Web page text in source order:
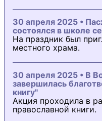
30 апреля 2025 •
состоялся в школе
На праздник был
местного храма.
30 апреля 2025 • В
завершилась
книгу"
Акция проходила в
православной книги.